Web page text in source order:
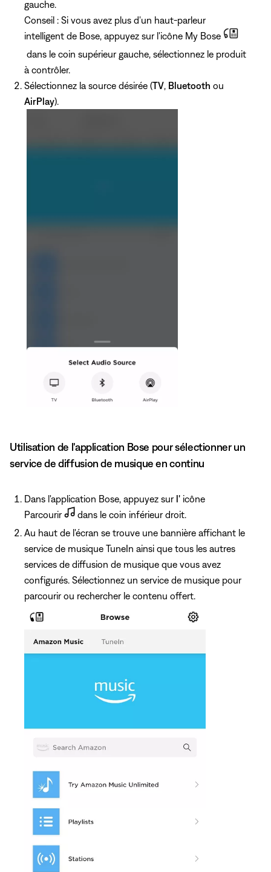
gauche.
Conseil : Si vous avez plus d'un haut-parleur
intelligent de Bose, appuyez sur l'icône My Bose
dans le coin supérieur gauche, sélectionnez le produit
à contrôler.
Sélectionnez la source désirée (TV Bluetooth ou
AirPlay).
Utilisation de l'application Bose pour sélectionner un
service de diffusion de musique en continu
Dans l'application Bose, appuyez sur l' icône
Parcourir
dans le coin inférieur droit.
Au haut de l'écran se trouve une bannière affichant le
service de musique TuneIn ainsi que tous les autres
services de diffusion de musique que vous avez
configurés. Sélectionnez un service de musique pour
parcourir ou rechercher le contenu offert.